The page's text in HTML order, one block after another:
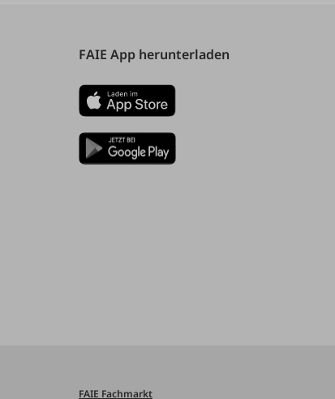
FAIE App herunterladen
FAIE Fachmarkt